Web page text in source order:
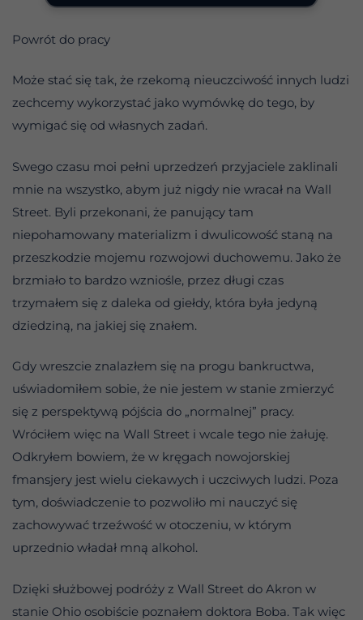
Powrót do pracy
Może stać się tak, że rzekomą nieuczciwość innych ludzi
zechcemy wykorzystać jako wymówkę do tego, by
wymigać się od własnych zadań.
Swego czasu moi pełni uprzedzeń przyjaciele zaklinali
mnie na wszystko, abym już nigdy nie wracał na Wall
Street. Byli przekonani, że panujący tam
niepohamowany materializm i dwulicowość staną na
przeszkodzie mojemu rozwojowi duchowemu. Jako że
brzmiało to bardzo wzniośle, przez długi czas
trzymałem się z daleka od giełdy, która była jedyną
dziedziną, na jakiej się znałem.
Gdy wreszcie znalazłem się na progu bankructwa,
uświadomiłem sobie, że nie jestem w stanie zmierzyć
się z perspektywą pójścia do „normalnej” pracy.
Wróciłem więc na Wall Street i wcale tego nie żałuję.
Odkryłem bowiem, że w kręgach nowojorskiej
fmansjery jest wielu ciekawych i uczciwych ludzi. Poza
tym, doświadczenie to pozwoliło mi nauczyć się
zachowywać trzeźwość w otoczeniu, w którym
uprzednio władał mną alkohol.
Dzięki służbowej podróży z Wall Street do Akron w
stanie Ohio osobiście poznałem doktora Boba. Tak więc